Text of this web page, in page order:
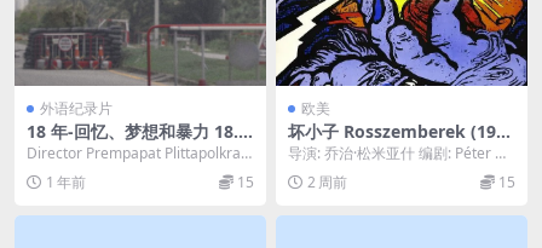
外语纪录片
18 年-回忆、梦想和暴力 18.Y
ears.Memories.Dreams.An
d.Violence.2022
Director Prempapat Plittapolkran
pim Writ...
1 年前 15
欧美
坏小子 Rosszemberek (197
9)
导演: 乔治·松米亚什 编剧: Péter Do
bai 主演: 焦科·罗西奇 /...
2 周前 15